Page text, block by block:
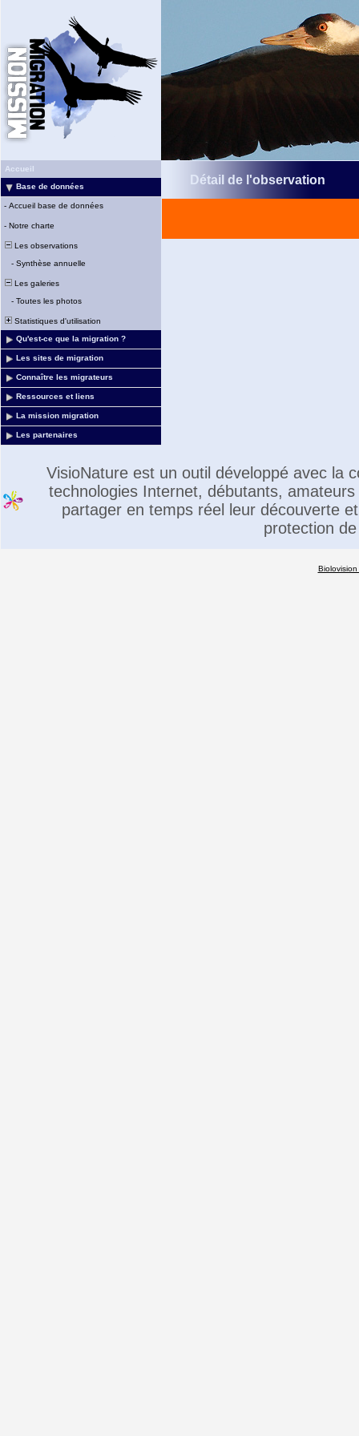
Accueil
Base de données
- Accueil base de données
- Notre charte
Les observations
- Synthèse annuelle
Les galeries
- Toutes les photos
Statistiques d'utilisation
Qu'est-ce que la migration ?
Les sites de migration
Connaître les migrateurs
Ressources et liens
La mission migration
Les partenaires
Détail de l'observation
VisioNature est un outil développé avec la
technologies Internet, débutants,
partager en temps réel leur découverte
protection
Biolovision